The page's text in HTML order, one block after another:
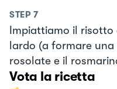
STEP 7
Impiattiamo il
lardo (a formare
rosolate e il
Vota la ricetta